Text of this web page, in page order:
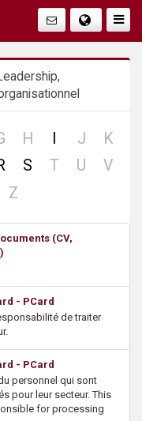
no
record
Hno
record
Jno
record
Kno
S Tno
Uno
Vno
Zno
(CV,
- PCard
de traiter
- PCard
personnel qui sont
pour leur secteur. This
for processing